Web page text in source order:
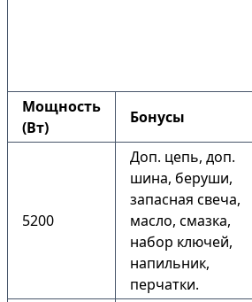
Мощность
(Вт)
Бонусы
5200
Доп. цепь, доп.
шина, беруши,
запасная свеча,
масло, смазка,
набор ключей,
напильник,
перчатки.